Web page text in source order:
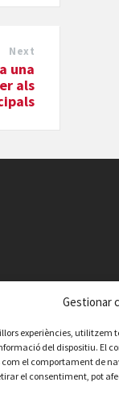
Gestionar
experiències,
del dispositiu. El
com el comportament de
el consentiment, pot
Next
una
als